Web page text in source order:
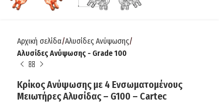
Αρχική σελίδα Αλυσίδες Ανύψωσης
Αλυσίδες Ανύψωσης - Grade 100
Κρίκος Ανύψωσης με 4 Ενσωματομένους
Μειωτήρες Αλυσίδας – G100 – Cartec